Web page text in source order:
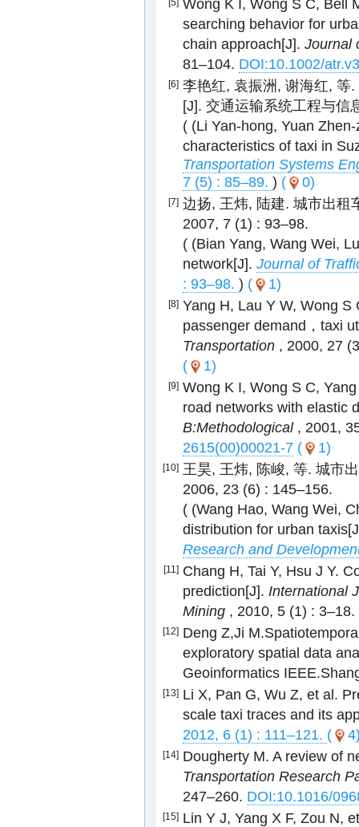
[5] Wong K I, Wong S C, Bell
searching behavior for
chain approach[J]. Journal
81–104. DOI:10.1002/
[6] 李艳红, 袁振洲, 谢海红, 等
[J]. 交通运输系统工程与信
( (Li Yan-hong, Yuan
characteristics of taxi in
Transportation Systems
7 (5) : 85–89. ) ( 0)
[7] 边扬, 王炜, 陆建. 城市出租
2007, 7 (1) : 93–98.
( (Bian Yang, Wang Wei,
network[J]. Journal of
: 93–98. ) ( 1)
[8] Yang H, Lau Y W, Wong S
passenger demand，taxi
Transportation , 2000, 27
(
1)
[9] Wong K I, Wong S C,
road networks with elastic
B:Methodological, 2001,
2615(00)00021-7 ( 1)
[10] 王昊, 王炜, 陈峻, 等. 城市
2006, 23 (6) : 145–156.
( (Wang Hao, Wang Wei,
distribution for urban
Research and
[11] Chang H, Tai Y, Hsu J Y.
prediction[J]. International
Mining , 2010, 5 (1) : 3–18.
[12] Deng Z,Ji
exploratory spatial data
Geoinformatics
[13] Li X, Pan G, Wu Z, et al.
scale taxi traces and its
2012, 6 (1) : 111–121. (
[14] Dougherty M. A review of
Transportation Research
247–260. DOI:10.1016/
[15] Lin Y J, Yang X F, Zou N,